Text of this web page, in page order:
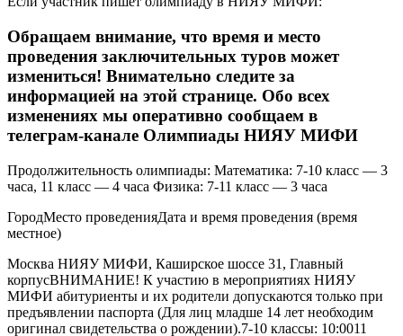
Обращаем внимание, что время и место
проведения заключительных туров может
измениться! Внимательно следите за
информацией на этой странице. Обо всех
изменениях мы оперативно сообщаем в
телеграм-канале Олимпиады НИЯУ МИФИ
Продолжительность олимпиады: Математика: 7-10 класс — 3
часа, 11 класс — 4 часа Физика: 7-11 класс — 3 часа
ГородМесто проведенияДата и время проведения (время
местное)
Москва НИЯУ МИФИ, Каширское шоссе 31, Главный
корпусВНИМАНИЕ! К участию в мероприятиях НИЯУ
МИФИ абитуриенты и их родители допускаются только при
предъявлении паспорта (Для лиц младше 14 лет необходим
оригинал свидетельства о рождении).7-10 классы: 10:0011